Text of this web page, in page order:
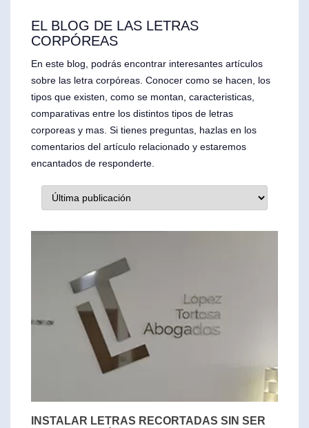
EL BLOG DE LAS LETRAS
CORPÓREAS
En este blog, podrás encontrar interesantes artículos
sobre las letra corpóreas. Conocer como se hacen, los
tipos que existen, como se montan, caracteristicas,
comparativas entre los distintos tipos de letras
corporeas y mas. Si tienes preguntas, hazlas en los
comentarios del artículo relacionado y estaremos
encantados de responderte.
INSTALAR LETRAS RECORTADAS SIN SER